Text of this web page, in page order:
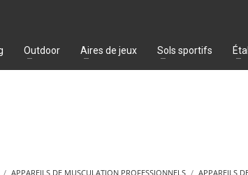
Outdoor Aires de jeux Sols sportifs
APPAREILS DE MUSCULATION PROFESSIONNELS
APPAREILS